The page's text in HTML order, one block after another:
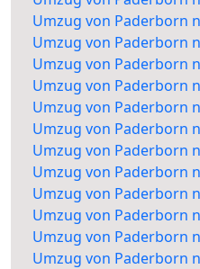
Umzug von Paderborn
Umzug von Paderborn
Umzug von Paderborn
Umzug von Paderborn
Umzug von Paderborn
Umzug von Paderborn
Umzug von Paderborn
Umzug von Paderborn
Umzug von Paderborn
Umzug von Paderborn
Umzug von Paderborn
Umzug von Paderborn